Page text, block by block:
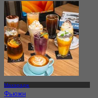
Махарадж
Фьюжн